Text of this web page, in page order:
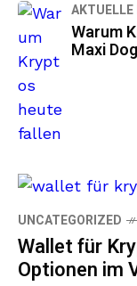
AKTUELLE
Warum
Maxi
UNCATEGORIZED
Wallet für
Optionen im